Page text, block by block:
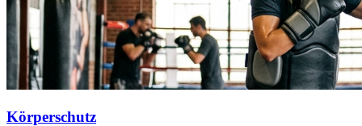
Körperschutz